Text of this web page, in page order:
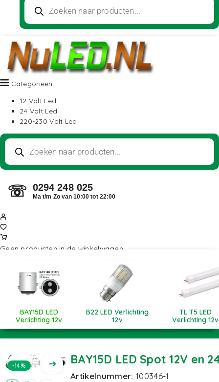
Categorieën
12 Volt Led
24 Volt Led
220-230 Volt Led
☏ 0294 248 025
Ma t/m Zo van 10:00 tot 22:00
Geen producten in de winkelwagen.
BAY15D LED
Verlichting 12v
B22 LED Verlichting
12v
TL T5 LED
Verlichting 12v
-14% BAY15D LED Spot 12V en
Artikelnummer:100346-1